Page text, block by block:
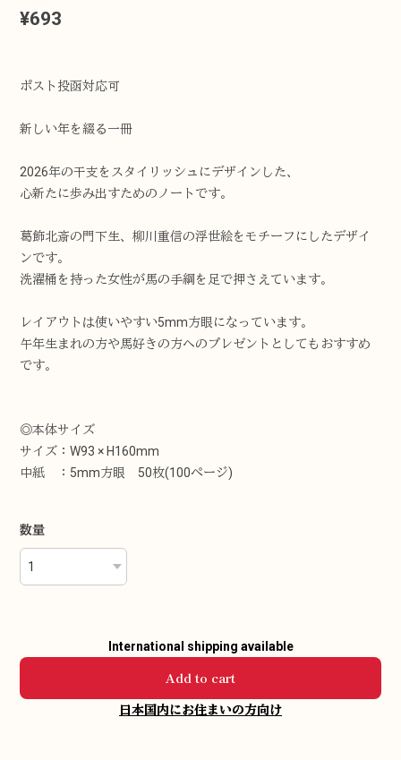
¥693
ポスト投函対応可
新しい年を綴る一冊
2026年の干支をスタイリッシュにデザインした、
心新たに歩み出すためのノートです。
葛飾北斎の門下生、柳川重信の浮世絵をモチーフにしたデザイ
ンです。
洗濯桶を持った女性が馬の手綱を足で押さえています。
レイアウトは使いやすい5mm方眼になっています。
午年生まれの方や馬好きの方へのプレゼントとしてもおすすめ
です。
◎本体サイズ
サイズ：W93 × H160mm
中紙 ：5mm方眼 50枚(100ぺージ)
数量
International shipping available
Add to cart
日本国内にお住まいの方向け